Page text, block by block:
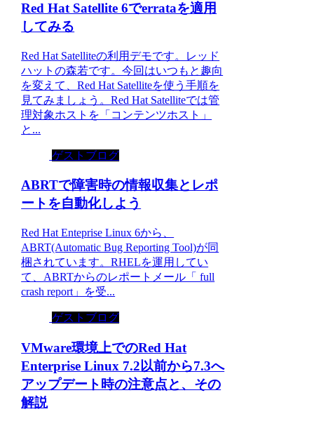
Red Hat Satellite 6でerrataを適用
してみる
Red Hat Satelliteの利用デモです。レッド
ハットの森若です。今回はいつもと趣向
を変えて、Red Hat Satelliteを使う手順を
見てみましょう。Red Hat Satelliteでは管
理対象ホストを「コンテンツホスト」
と...
ゲストブログ
ABRTで障害時の情報収集とレポ
ートを自動化しよう
Red Hat Enteprise Linux 6から、
ABRT(Automatic Bug Reporting Tool)が同
梱されています。RHELを運用してい
て、ABRTからのレポートメール「 full
crash report」を受...
ゲストブログ
VMware環境上でのRed Hat
Enterprise Linux 7.2以前から7.3へ
アップデート時の注意点と、その
解説